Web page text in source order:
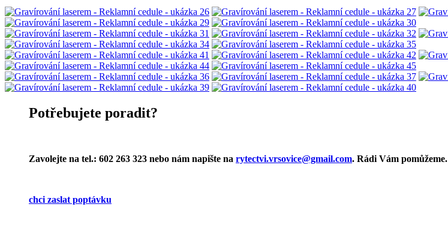
Potřebujete poradit?
Zavolejte na tel.: 602 263 323 nebo nám napište na rytectvi.vrsovice@gmail.com. Rádi Vám pomůžeme.
chci zaslat poptávku